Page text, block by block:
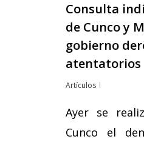
Consulta
de Cunco y
gobierno
atentatorios
Artículos
Ayer se
Cunco el